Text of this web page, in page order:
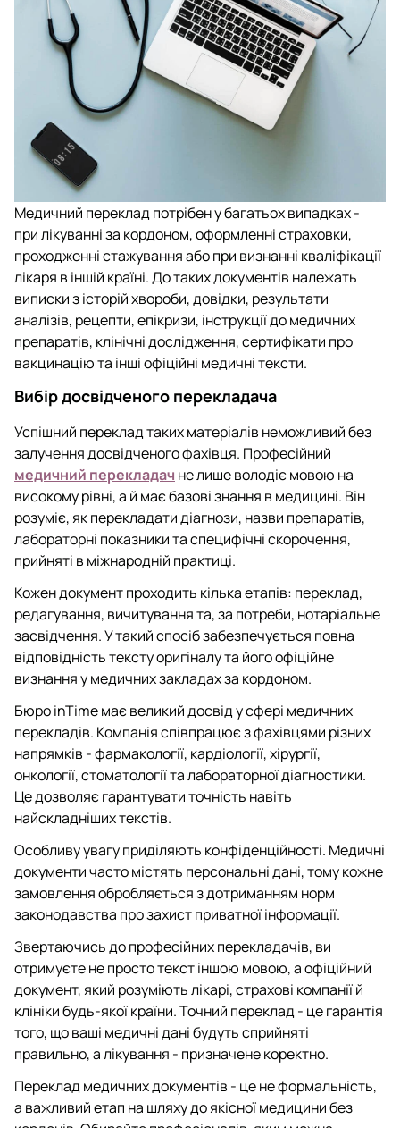
Медичний переклад потрібен у багатьох випадках -
при лікуванні за кордоном, оформленні страховки,
проходженні стажування або при визнанні кваліфікації
лікаря в іншій країні. До таких документів належать
виписки з історій хвороби, довідки, результати
аналізів, рецепти, епікризи, інструкції до медичних
препаратів, клінічні дослідження, сертифікати про
вакцинацію та інші офіційні медичні тексти.
Вибір досвідченого перекладача
Успішний переклад таких матеріалів неможливий без
залучення досвідченого фахівця. Професійний
медичний перекладач не лише володіє мовою на
високому рівні, а й має базові знання в медицині. Він
розуміє, як перекладати діагнози, назви препаратів,
лабораторні показники та специфічні скорочення,
прийняті в міжнародній практиці.
Кожен документ проходить кілька етапів: переклад,
редагування, вичитування та, за потреби, нотаріальне
засвідчення. У такий спосіб забезпечується повна
відповідність тексту оригіналу та його офіційне
визнання у медичних закладах за кордоном.
Бюро inTime має великий досвід у сфері медичних
перекладів. Компанія співпрацює з фахівцями різних
напрямків - фармакології, кардіології, хірургії,
онкології, стоматології та лабораторної діагностики.
Це дозволяє гарантувати точність навіть
найскладніших текстів.
Особливу увагу приділяють конфіденційності. Медичні
документи часто містять персональні дані, тому кожне
замовлення обробляється з дотриманням норм
законодавства про захист приватної інформації.
Звертаючись до професійних перекладачів, ви
отримуєте не просто текст іншою мовою, а офіційний
документ, який розуміють лікарі, страхові компанії й
клініки будь-якої країни. Точний переклад - це гарантія
того, що ваші медичні дані будуть сприйняті
правильно, а лікування - призначене коректно.
Переклад медичних документів - це не формальність,
а важливий етап на шляху до якісної медицини без